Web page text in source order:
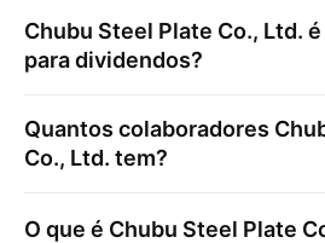
Chubu Steel Plate Co., Ltd. é
para dividendos?
Quantos colaboradores
Co., Ltd. tem?
O que é Chubu Steel Plate